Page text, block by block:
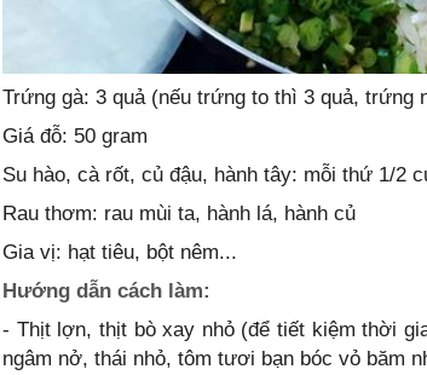
Trứng gà: 3 quả (nếu trứng to thì 3 quả, trứng
Giá đỗ: 50 gram
Su hào, cà rốt, củ đậu, hành tây: mỗi thứ 1/2
Rau thơm: rau mùi ta, hành lá, hành củ
Gia vị: hạt tiêu, bột nêm...
Hướng dẫn cách làm:
- Thịt lợn, thịt bò xay nhỏ (để tiết kiệm thời
ngâm nở, thái nhỏ, tôm tươi bạn bóc vỏ băm